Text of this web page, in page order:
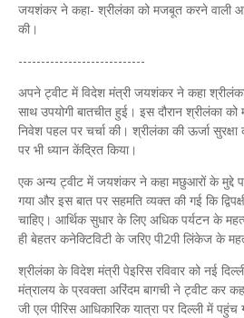
जयशंकर ने कहा- श्रीलंका को मजबूत करने वाली
की।
----------------------------
अपने ट्वीट में विदेश मंत्री जयशंकर ने कहा
साथ उपयोगी बातचीत हुई। इस दौरान श्रीलंका
निवेश पहल पर चर्चा की। श्रीलंका की ऊर्जा
पर भी ध्यान केंद्रित किया।
एक अन्य ट्वीट में जयशंकर ने कहा मछुआरों के मुद्दे पर
गया और इस बात पर सहमति व्यक्त की गई कि
चाहिए। आर्थिक सुधार के लिए अधिक पर्यटन के
ही बेहतर कनेक्टिविटी के जरिए पी2पी लिंकेज के
श्रीलंका के विदेश मंत्री पेइरिस रविवार को नई
मंत्रालय के प्रवक्ता अरिंदम बागची ने ट्वीट कर
जी एल पीरिस आधिकारिक यात्रा पर दिल्ली में